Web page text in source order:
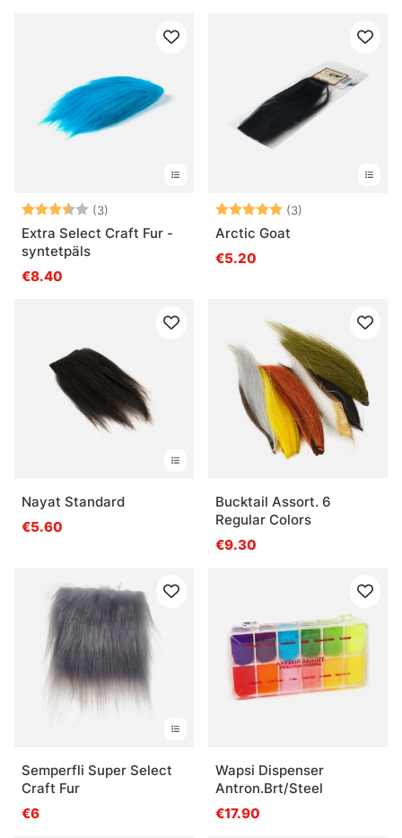
Arvio: (3)
3.7 5:sta tähdestä
Extra Select Craft Fur -
syntetpäls
€8.40
Arvio: (3)
Arctic Goat
€5.20
Nayat Standard
€5.60
Bucktail Assort. 6
Regular Colors
€9.30
Semperfli Super Select
Craft Fur
€6
Wapsi Dispenser
Antron.Brt/Steel
€17.90